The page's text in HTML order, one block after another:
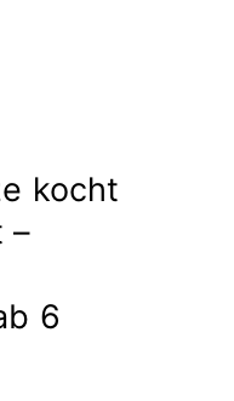
kocht
–
6